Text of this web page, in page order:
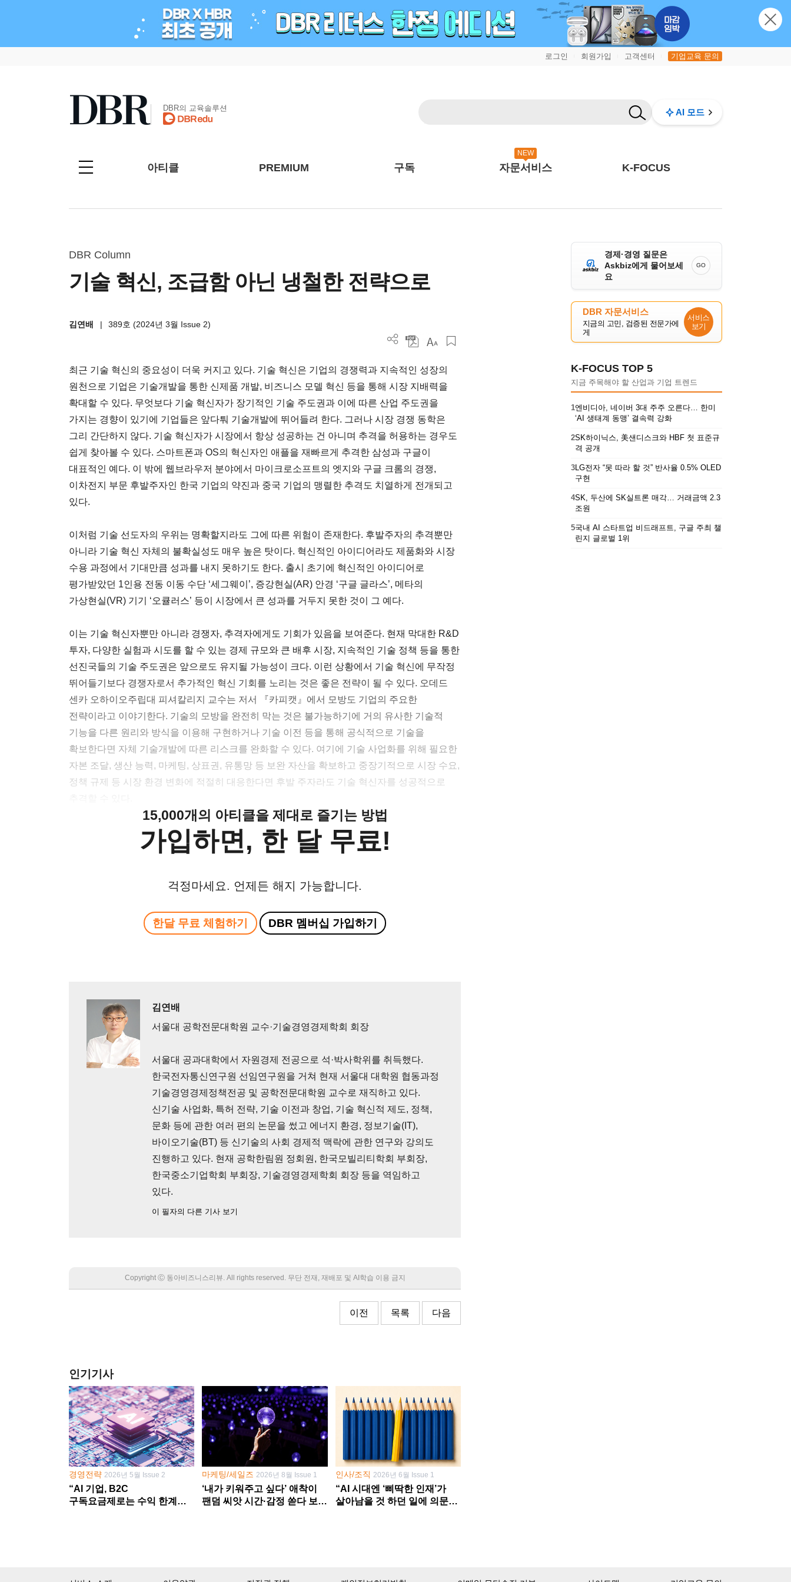
로그인 회원가입 고객센터 기업교육 문의
DBR의 교육솔루션 AI 모드
아티클 PREMIUM 구독
NEW
자문서비스 K-FOCUS
DBR Column
기술 혁신, 조급함 아닌 냉철한 전략으로
김연배 | 389호 (2024년 3월 Issue 2)
최근 기술 혁신의 중요성이 더욱 커지고 있다. 기술 혁신은 기업의 경쟁력과 지속적인 성장의
원천으로 기업은 기술개발을 통한 신제품 개발, 비즈니스 모델 혁신 등을 통해 시장 지배력을
확대할 수 있다. 무엇보다 기술 혁신자가 장기적인 기술 주도권과 이에 따른 산업 주도권을
가지는 경향이 있기에 기업들은 앞다퉈 기술개발에 뛰어들려 한다. 그러나 시장 경쟁 동학은
그리 간단하지 않다. 기술 혁신자가 시장에서 항상 성공하는 건 아니며 추격을 허용하는 경우도
쉽게 찾아볼 수 있다. 스마트폰과 OS의 혁신자인 애플을 재빠르게 추격한 삼성과 구글이
대표적인 예다. 이 밖에 웹브라우저 분야에서 마이크로소프트의 엣지와 구글 크롬의 경쟁,
이차전지 부문 후발주자인 한국 기업의 약진과 중국 기업의 맹렬한 추격도 치열하게 전개되고
있다.
이처럼 기술 선도자의 우위는 명확할지라도 그에 따른 위험이 존재한다. 후발주자의 추격뿐만
아니라 기술 혁신 자체의 불확실성도 매우 높은 탓이다. 혁신적인 아이디어라도 제품화와 시장
수용 과정에서 기대만큼 성과를 내지 못하기도 한다. 출시 초기에 혁신적인 아이디어로
평가받았던 1인용 전동 이동 수단 ‘세그웨이’, 증강현실(AR) 안경 ‘구글 글라스’, 메타의
가상현실(VR) 기기 ‘오큘러스’ 등이 시장에서 큰 성과를 거두지 못한 것이 그 예다.
이는 기술 혁신자뿐만 아니라 경쟁자, 추격자에게도 기회가 있음을 보여준다. 현재 막대한 R&D
투자, 다양한 실험과 시도를 할 수 있는 경제 규모와 큰 배후 시장, 지속적인 기술 정책 등을 통한
선진국들의 기술 주도권은 앞으로도 유지될 가능성이 크다. 이런 상황에서 기술 혁신에 무작정
뛰어들기보다 경쟁자로서 추가적인 혁신 기회를 노리는 것은 좋은 전략이 될 수 있다. 오데드
센카 오하이오주립대 피셔칼리지 교수는 저서 『카피캣』에서 모방도 기업의 주요한
전략이라고 이야기한다. 기술의 모방을 완전히 막는 것은 불가능하기에 거의 유사한 기술적
기능을 다른 원리와 방식을 이용해 구현하거나 기술 이전 등을 통해 공식적으로 기술을
확보한다면 자체 기술개발에 따른 리스크를 완화할 수 있다. 여기에 기술 사업화를 위해 필요한
자본 조달, 생산 능력, 마케팅, 상표권, 유통망 등 보완 자산을 확보하고 중장기적으로 시장 수요,
정책 규제 등 시장 환경 변화에 적절히 대응한다면 후발 주자라도 기술 혁신자를 성공적으로
15,000개의 아티클을 제대로 즐기는 방법
가입하면, 한 달 무료!
걱정마세요. 언제든 해지 가능합니다.
한달 무료 체험하기 DBR 멤버십 가입하기
김연배
서울대 공학전문대학원 교수·기술경영경제학회 회장
서울대 공과대학에서 자원경제 전공으로 석·박사학위를 취득했다.
한국전자통신연구원 선임연구원을 거쳐 현재 서울대 대학원 협동과정
기술경영경제정책전공 및 공학전문대학원 교수로 재직하고 있다.
신기술 사업화, 특허 전략, 기술 이전과 창업, 기술 혁신적 제도, 정책,
문화 등에 관한 여러 편의 논문을 썼고 에너지 환경, 정보기술(IT),
바이오기술(BT) 등 신기술의 사회 경제적 맥락에 관한 연구와 강의도
진행하고 있다. 현재 공학한림원 정회원, 한국모빌리티학회 부회장,
한국중소기업학회 부회장, 기술경영경제학회 회장 등을 역임하고
있다.
이 필자의 다른 기사 보기
Copyright Ⓒ 동아비즈니스리뷰. All rights reserved. 무단 전재, 재배포 및 AI학습 이용 금지
이전 목록 다음
인기기사
경영전략 2026년 5월 Issue 2
“AI 기업, B2C
구독요금제로는 수익 한계
마케팅/세일즈 2026년 8월 Issue 1
‘내가 키워주고 싶다’ 애착이
팬덤 씨앗 시간·감정 쏟다 보면
인사/조직 2026년 6월 Issue 1
“AI 시대엔 ‘삐딱한 인재’가
살아남을 것 하던 일에 의문
경제·경영 질문은
Askbiz에게 물어보세
요
GO
DBR 자문서비스
지금의 고민, 검증된 전문가에
게
서비스
보기
K-FOCUS TOP 5
지금 주목해야 할 산업과 기업 트렌드
1엔비디아, 네이버 3대 주주 오른다… 한미
‘AI 생태계 동맹’ 결속력 강화
2SK하이닉스, 美샌디스크와 HBF 첫 표준규
격 공개
3LG전자 “못 따라 할 것” 반사율 0.5% OLED
구현
4SK, 두산에 SK실트론 매각… 거래금액 2.3
조원
5국내 AI 스타트업 비드래프트, 구글 주최 챌
린지 글로벌 1위